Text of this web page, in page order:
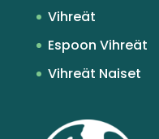
Vihreät
Espoon Vihreät
Vihreät Naiset